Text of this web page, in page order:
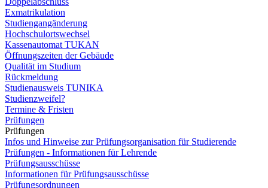
Exmatrikulation
Studiengangänderung
Hochschulortswechsel
Kassenautomat TUKAN
Öffnungszeiten der Gebäude
Qualität im Studium
Rückmeldung
Studienausweis TUNIKA
Studienzweifel?
Termine & Fristen
Prüfungen
Prüfungen
Infos und Hinweise zur Prüfungsorganisation für Studierende
Prüfungen - Informationen für Lehrende
Prüfungsausschüsse
Informationen für Prüfungsausschüsse
Prüfungsordnungen